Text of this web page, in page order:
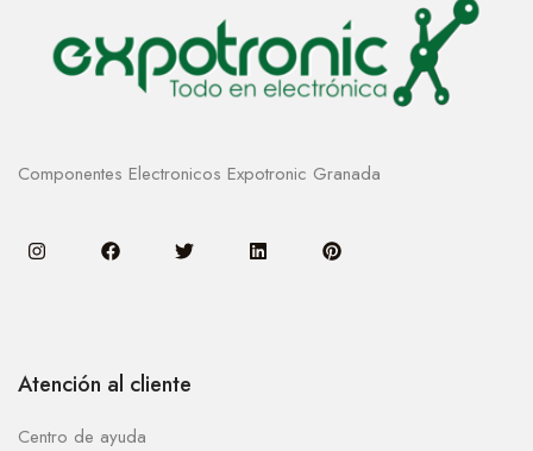
Componentes Electronicos Expotronic Granada
Atención al cliente
Centro de ayuda